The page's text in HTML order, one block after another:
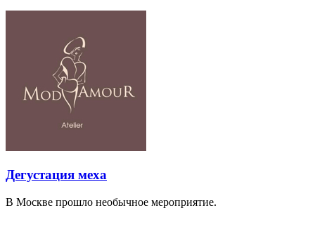
Дегустация меха
В Москве прошло необычное мероприятие.